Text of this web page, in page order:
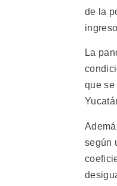
de la
La
que se
según